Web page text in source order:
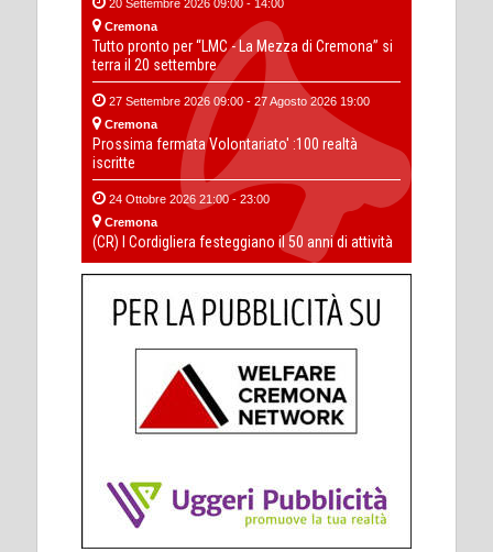
20 Settembre 2026 09:00 - 14:00
Cremona
Tutto pronto per “LMC - La Mezza di Cremona” si
terra il 20 settembre
27 Settembre 2026 09:00 - 27 Agosto 2026 19:00
Cremona
Prossima fermata Volontariato' :100 realtà
iscritte
24 Ottobre 2026 21:00 - 23:00
Cremona
(CR) I Cordigliera festeggiano il 50 anni di attività